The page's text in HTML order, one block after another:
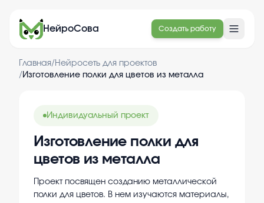
НейроСова Создать работу
Главная/ Нейросеть для проектов
/ Изготовление полки для цветов из металла
Индивидуальный проект
Изготовление полки для
цветов из металла
Проект посвящен созданию металлической
полки для цветов. В нем изучаются материалы,